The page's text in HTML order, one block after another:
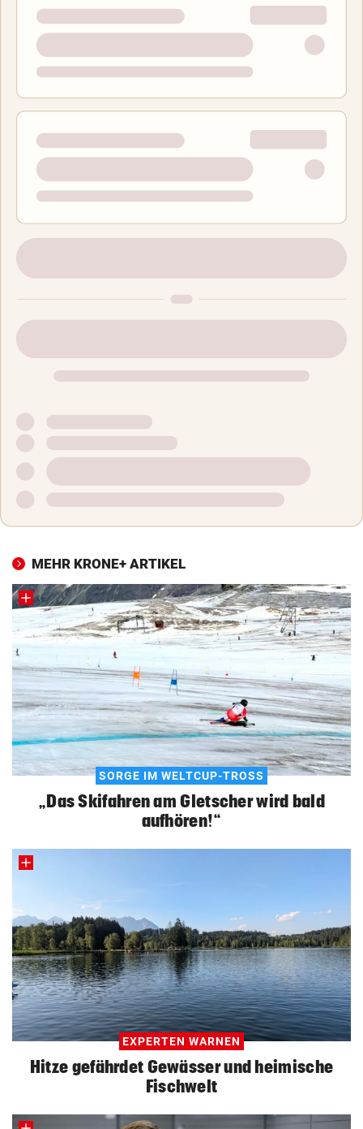
MEHR KRONE+ ARTIKEL
SORGE IM WELTCUP-TROSS
„Das Skifahren am Gletscher wird bald
aufhören!“
EXPERTEN WARNEN
Hitze gefährdet Gewässer und heimische
Fischwelt